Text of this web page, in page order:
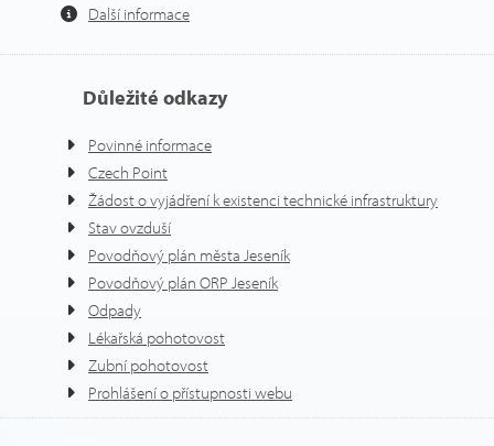
Další informace
Důležité odkazy
Povinné informace
Czech Point
Žádost o vyjádření k existenci technické infrastruktury
Stav ovzduší
Povodňový plán města Jeseník
Povodňový plán ORP Jeseník
Odpady
Lékařská pohotovost
Zubní pohotovost
Prohlášení o přístupnosti webu